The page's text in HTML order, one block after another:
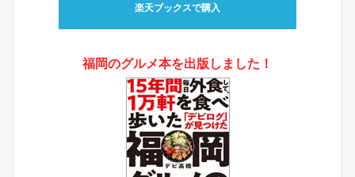
楽天ブックスで購入
福岡のグルメ本を出版しました！